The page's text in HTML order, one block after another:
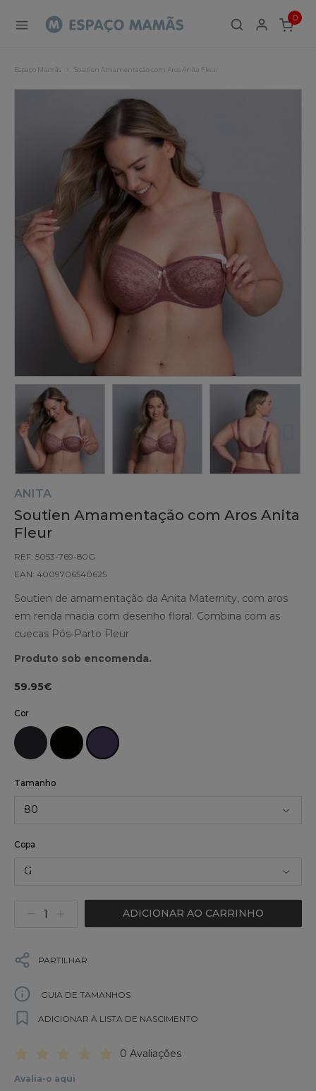
0
ITEMS
Espaço Mamãs Soutien Amamentação com Aros Anita Fleur
ANITA
Soutien Amamentação com Aros Anita
Fleur
REF: 5053-769-80G
EAN: 4009706540625
Soutien de amamentação da Anita Maternity, com aros
em renda macia com desenho floral. Combina com as
cuecas Pós-Parto Fleur
Produto sob encomenda.
59.95€
Cor
Tamanho
80
Copa
G
ADICIONAR AO CARRINHO
PARTILHAR
GUIA DE TAMANHOS
ADICIONAR À LISTA DE NASCIMENTO
0 Avaliações
Avalia-o aqui